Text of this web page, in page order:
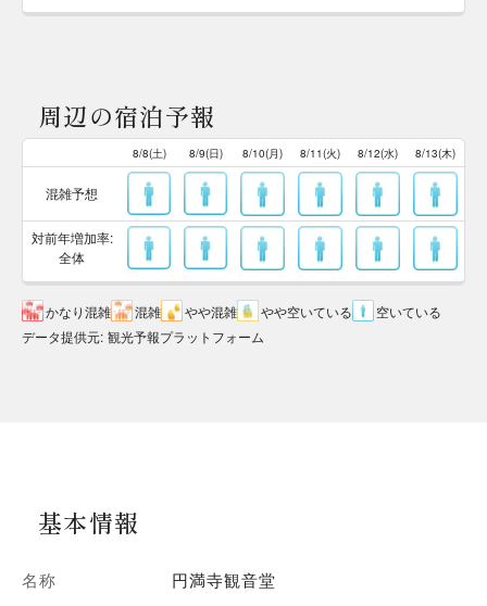
周辺の宿泊予報
8/8(土) 8/9(日) 8/10(月) 8/11(火) 8/12(水) 8/13(木)
混雑予想
対前年増加率:
全体
かなり混雑 混雑 やや混雑 やや空いている
空いている
データ提供元: 観光予報プラットフォーム
基本情報
名称 円満寺観音堂